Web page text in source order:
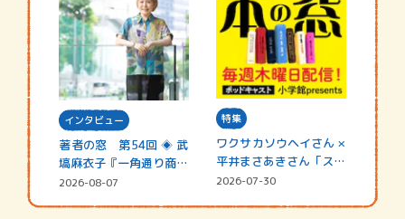
インタビュー
著者の窓 第54回 ◈ 武
塙麻衣子『一角通り商店
街の…
2026-08-07
特集
ワクサカソウヘイさん ×
平井まさあきさん「スペ
シャ…
2026-07-30